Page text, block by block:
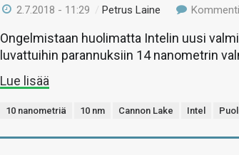
2.7.2018 - 11:29 /Petrus Laine
Ongelmistaan huolimatta Intelin uusi
luvattuihin parannuksiin 14 nanometrin
Lue lisää
10 nanometriä 10 nm Cannon Lake Intel